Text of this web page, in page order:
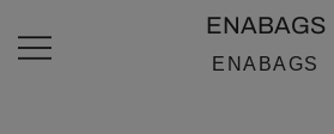
AL
ENABAGS
ENABAGS